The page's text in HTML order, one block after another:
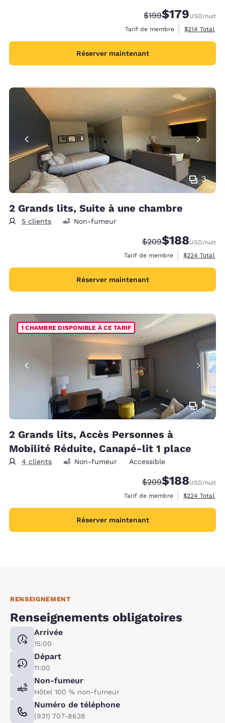
Tarif barré :
$199Tarif réduit :
$179USD/nuit
Tarif de membre
Afficher les
$214 Total
Réserver maintenant
3
2 Grands lits, Suite à une chambre
5 clients Non-fumeur
Tarif barré :
$209Tarif réduit :
$188USD/nuit
Tarif de membre
Afficher les
$224 Total
Réserver maintenant
3
1 CHAMBRE DISPONIBLE À CE TARIF
2 Grands lits, Accès Personnes à
Mobilité Réduite, Canapé-lit 1 place
4 clients Non-fumeur Accessible
Tarif barré :
$209Tarif réduit :
$188USD/nuit
Tarif de membre
Afficher les
$224 Total
Réserver maintenant
RENSEIGNEMENT
Renseignements obligatoires
Arrivée
15:00
Départ
11:00
Non-fumeur
Hôtel 100 % non-fumeur
Numéro de téléphone
(931) 707-8638